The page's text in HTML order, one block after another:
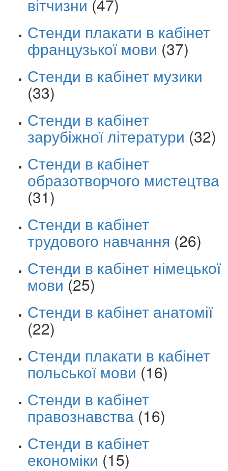
вітчизни (47)
Стенди плакати в кабінет
французької мови (37)
Стенди в кабінет музики
(33)
Стенди в кабінет
зарубіжної літератури (32)
Стенди в кабінет
образотворчого мистецтва
(31)
Стенди в кабінет
трудового навчання (26)
Стенди в кабінет німецької
мови (25)
Стенди в кабінет анатомії
(22)
Стенди плакати в кабінет
польської мови (16)
Стенди в кабінет
правознавства (16)
Стенди в кабінет
економіки (15)